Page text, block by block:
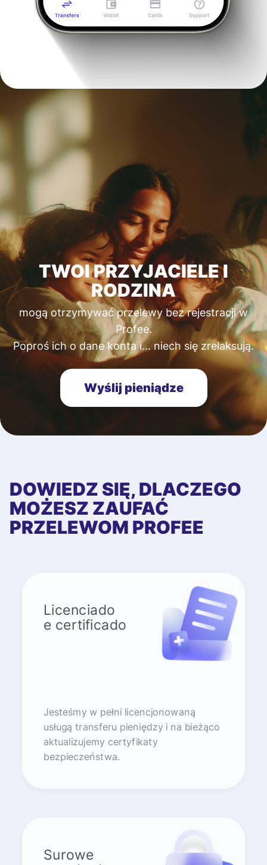
TWOI PRZYJACIELE I
RODZINA
mogą otrzymywać przelewy bez rejestracji w
Profee.
Poproś ich o dane konta i… niech się zrelaksują.
Wyślij pieniądze
DOWIEDZ SIĘ, DLACZEGO
MOŻESZ ZAUFAĆ
PRZELEWOM PROFEE
Licenciado
e certificado
Jesteśmy w pełni licencjonowaną
usługą transferu pieniędzy i na bieżąco
aktualizujemy certyfikaty
bezpieczeństwa.
Surowe